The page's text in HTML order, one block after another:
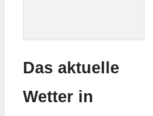
Das aktuelle
Wetter in